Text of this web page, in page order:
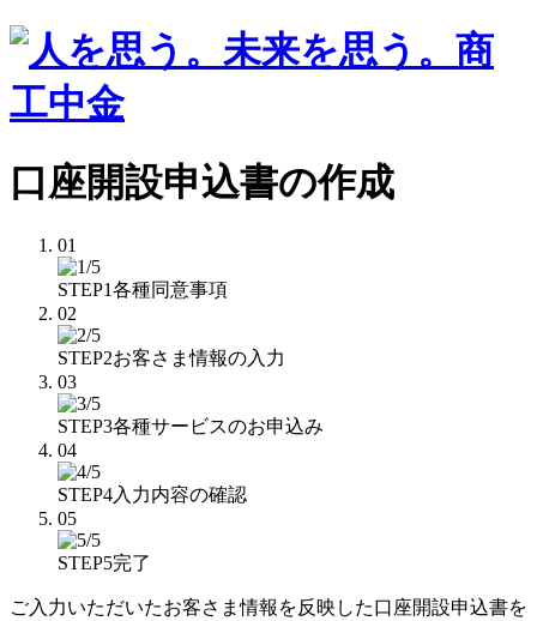
口座開設申込書の作成
01
STEP1各種同意事項
02
STEP2お客さま情報の入力
03
STEP3各種サービスのお申込み
04
STEP4入力内容の確認
05
STEP5完了
ご入力いただいたお客さま情報を反映した口座開設申込書を